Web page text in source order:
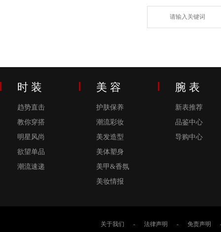
时 装
趋势直击
教你穿搭
明星风尚
欲望单品
潮流速递
美 容
护肤保养
潮流彩妆
美发造型
美体塑身
美甲&香氛
美妆情报
腕 表
新表推荐
品鉴中心
导购中心
关于我们 - 法律声明 - 免责声明